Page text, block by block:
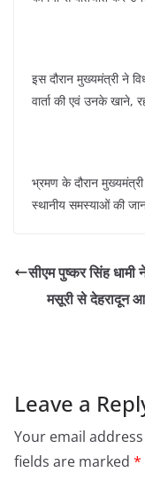
o
k
p
इस दौरान मुख्यमंत्री ने
वार्ता की एवं उनके खाने,
भ्रमण के दौरान
स्थानीय समस्याओं की
सीएम पुष्कर सिंह
मसूरी से देहरादून
Leave a
Your email
fields are marked *